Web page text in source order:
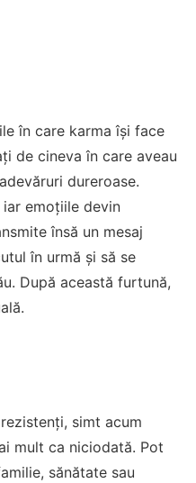
în care karma își face
de cineva în care aveau
dureroase.
emoțiile devin
însă un mesaj
în urmă și să se
După această furtună,
simt acum
mult ca niciodată. Pot
sănătate sau